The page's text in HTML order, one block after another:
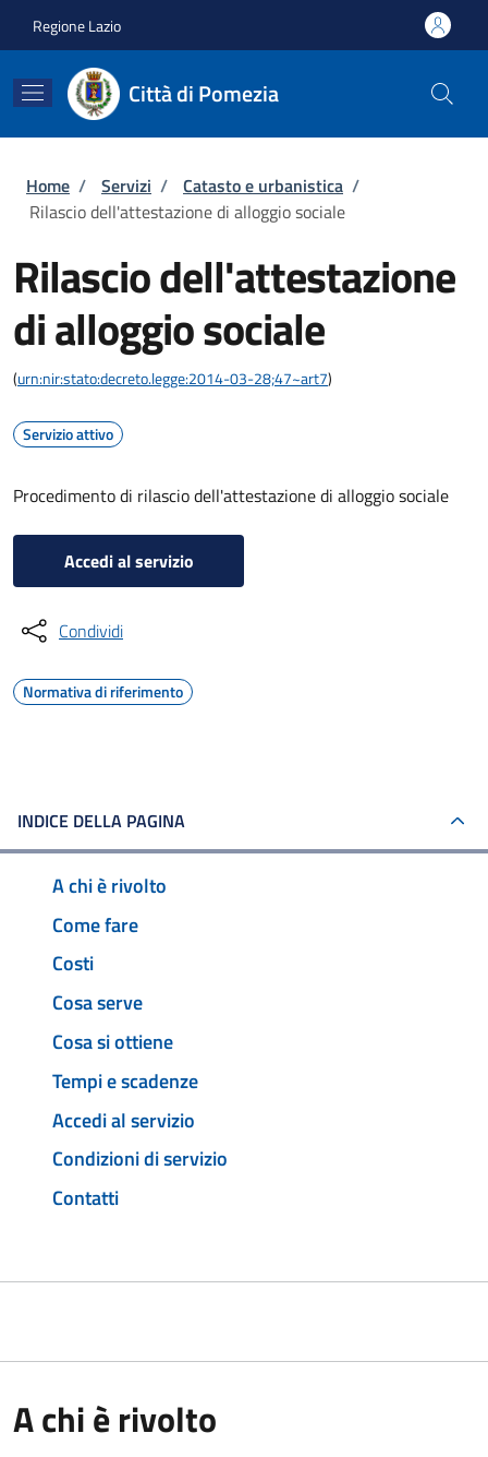
Regione Lazio
Città di Pomezia
Briciole di pane
Home / Servizi / Catasto e urbanistica /
Rilascio dell'attestazione di alloggio sociale
Rilascio dell'attestazione
di alloggio sociale
(urn:nir:stato:decreto.legge:2014-03-28;47~art7)
Servizio attivo
Procedimento di rilascio dell'attestazione di alloggio sociale
Accedi al servizio
Condividi
Normativa di riferimento
INDICE DELLA PAGINA
A chi è rivolto
Come fare
Costi
Cosa serve
Cosa si ottiene
Tempi e scadenze
Accedi al servizio
Condizioni di servizio
Contatti
A chi è rivolto